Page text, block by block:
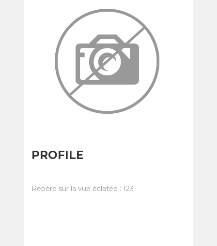
PROFILE
Repère sur la vue éclatée : 123